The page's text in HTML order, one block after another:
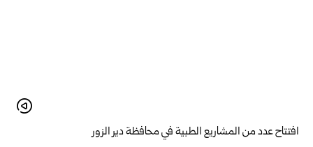
افتتاح عدد من المشاريع الطبية في محافظة دير الزور